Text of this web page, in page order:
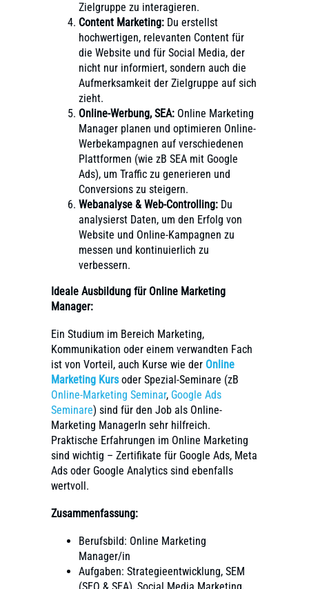
Zielgruppe zu interagieren.
Content Marketing: Du erstellst
hochwertigen, relevanten Content für
die Website und für Social Media, der
nicht nur informiert, sondern auch die
Aufmerksamkeit der Zielgruppe auf sich
zieht.
Online-Werbung, SEA: Online Marketing
Manager planen und optimieren Online-
Werbekampagnen auf verschiedenen
Plattformen (wie zB SEA mit Google
Ads), um Traffic zu generieren und
Conversions zu steigern.
Webanalyse & Web-Controlling: Du
analysierst Daten, um den Erfolg von
Website und Online-Kampagnen zu
messen und kontinuierlich zu
verbessern.
Ideale Ausbildung für Online Marketing
Manager:
Ein Studium im Bereich Marketing,
Kommunikation oder einem verwandten Fach
ist von Vorteil, auch Kurse wie der Online
Marketing Kursoder Spezial-Seminare (zB
Online-Marketing Seminar, Google Ads
Seminare) sind für den Job als Online-
Marketing ManagerIn sehr hilfreich.
Praktische Erfahrungen im Online Marketing
sind wichtig – Zertifikate für Google Ads, Meta
Ads oder Google Analytics sind ebenfalls
wertvoll.
Zusammenfassung:
Berufsbild: Online Marketing
Manager/in
Aufgaben: Strategieentwicklung, SEM